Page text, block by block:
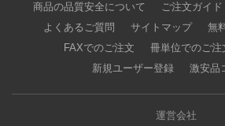
商品の品質安全について
ご注文ガイド
よくあるご質問
サイトマップ
無
FAXでのご注文
冊単位でのご注
新規ユーザー登録
激安品
運営会社